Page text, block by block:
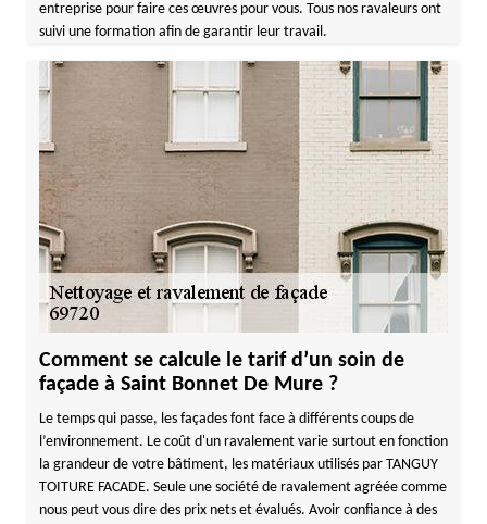
entreprise pour faire ces œuvres pour vous. Tous nos ravaleurs ont
suivi une formation afin de garantir leur travail.
Comment se calcule le tarif d’un soin de
façade à Saint Bonnet De Mure ?
Le temps qui passe, les façades font face à différents coups de
l’environnement. Le coût d'un ravalement varie surtout en fonction
la grandeur de votre bâtiment, les matériaux utilisés par TANGUY
TOITURE FACADE. Seule une société de ravalement agréée comme
nous peut vous dire des prix nets et évalués. Avoir confiance à des